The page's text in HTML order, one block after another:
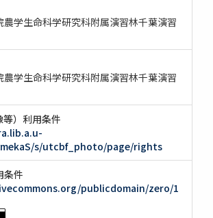
農学生命科学研究科附属演習林千葉演習
農学生命科学研究科附属演習林千葉演習
等）利用条件
s/utcbf_photo/page/rights
条件
publicdomain/zero/1